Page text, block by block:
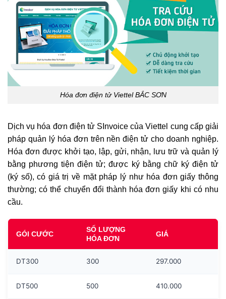
Hóa đơn điện tử Viettel BẮC SƠN
Dịch vụ hóa đơn điện tử SInvoice của Viettel cung cấp giải
pháp quản lý hóa đơn trên nền điện tử cho doanh nghiệp.
Hóa đơn được khởi tạo, lập, gửi, nhận, lưu trữ và quản lý
bằng phương tiện điện tử; được ký bằng chữ ký điện tử
(ký số), có giá trị về mặt pháp lý như hóa đơn giấy thông
thường; có thể chuyển đổi thành hóa đơn giấy khi có nhu
cầu.
GÓI CƯỚC
SỐ LƯỢNG
HÓA ĐƠN
GIÁ
DT300 300 297.000
DT500 500 410.000